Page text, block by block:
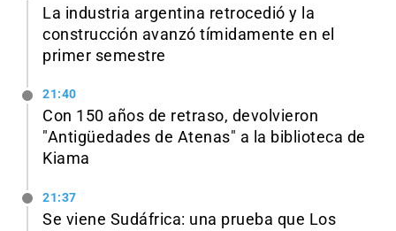
La industria argentina retrocedió y la
construcción avanzó tímidamente en el
primer semestre
21:40
Con 150 años de retraso, devolvieron
"Antigüedades de Atenas" a la biblioteca de
Kiama
21:37
Se viene Sudáfrica: una prueba que Los